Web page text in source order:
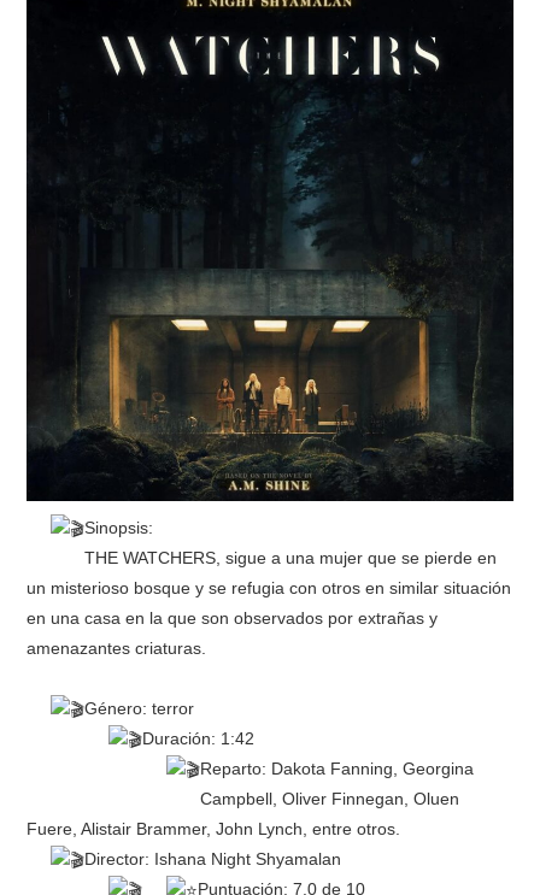
Sinopsis:
THE WATCHERS, sigue a una mujer que se pierde en
un misterioso bosque y se refugia con otros en similar situación
en una casa en la que son observados por extrañas y
amenazantes criaturas.
Género: terror
Duración: 1:42
Reparto: Dakota Fanning, Georgina
Campbell, Oliver Finnegan, Oluen
Fuere, Alistair Brammer, John Lynch, entre otros.
Director: Ishana Night Shyamalan
Puntuación: 7.0 de 10